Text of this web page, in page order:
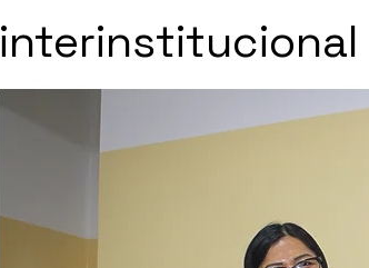
interinstitucional